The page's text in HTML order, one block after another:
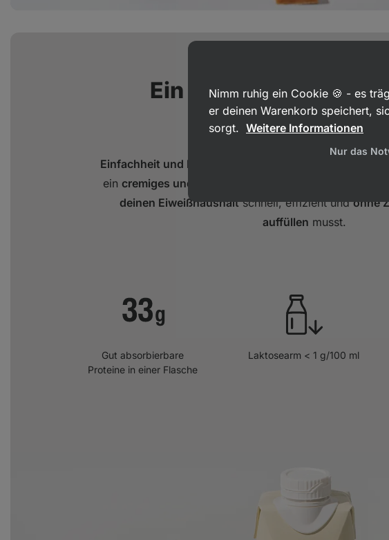
Ein proteinreicher
ready to drink
Einfachheit und Kraft
. Das ist die kurze Antwort auf
ein cremiges und geschmacksintensives Getränk
deinen Eiweißhaushaltschnell, effizient undohne
auffüllen musst.
Gut absorbierbare
Proteine in einer Flasche
Laktosearm < 1 g/100 ml
Nimm ruhig ein Cookie 🍪 - es
er deinen Warenkorb speichert,
sorgt. Weitere Informationen
Nur das